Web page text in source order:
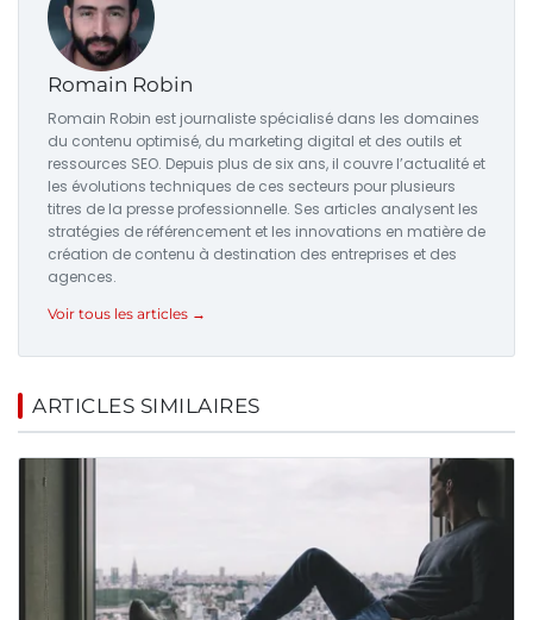
Romain Robin
Romain Robin est journaliste spécialisé dans les domaines
du contenu optimisé, du marketing digital et des outils et
ressources SEO. Depuis plus de six ans, il couvre l’actualité et
les évolutions techniques de ces secteurs pour plusieurs
titres de la presse professionnelle. Ses articles analysent les
stratégies de référencement et les innovations en matière de
création de contenu à destination des entreprises et des
agences.
Voir tous les articles →
ARTICLES SIMILAIRES